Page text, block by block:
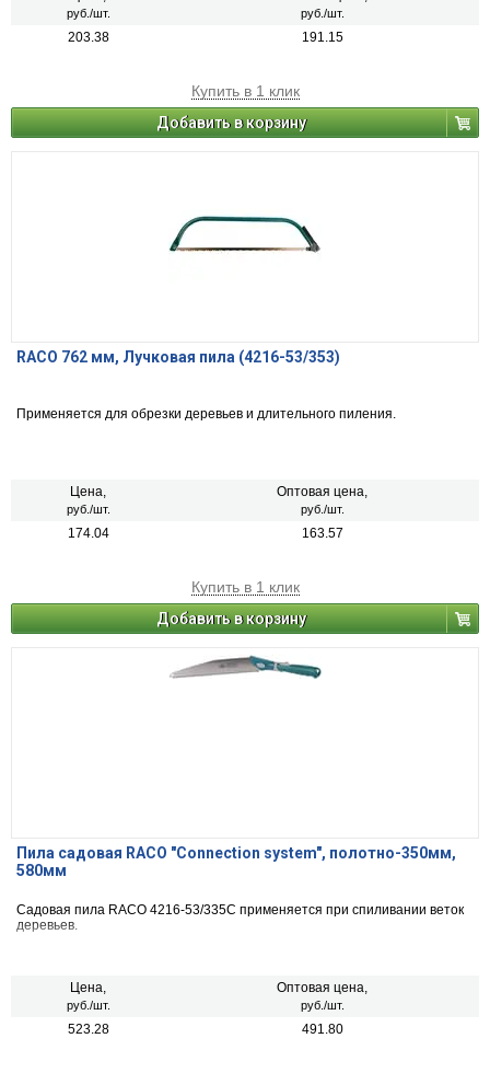
руб./шт. руб./шт.
203.38 191.15
Купить в 1 клик
Добавить в корзину
RACO 762 мм, Лучковая пила (4216-53/353)
Применяется для обрезки деревьев и длительного пиления.
Цена,
руб./шт.
Оптовая цена,
руб./шт.
174.04 163.57
Купить в 1 клик
Добавить в корзину
Пила садовая RACO "Connection system", полотно-350мм,
580мм
Садовая пила RACO 4216-53/335C применяется при спиливании веток
деревьев.
Цена,
руб./шт.
Оптовая цена,
руб./шт.
523.28 491.80